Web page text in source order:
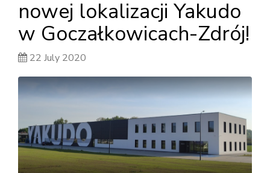
nowej lokalizacji Yakudo
w Goczałkowicach-Zdrój!
22 July 2020